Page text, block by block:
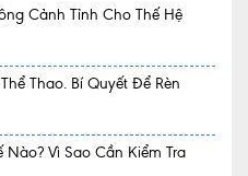
khám bệnh tại Dr. Binh
Cảnh Tỉnh Cho Thế Hệ
Thao. Bí Quyết Để Rèn
Vì Sao Cần Kiểm Tra